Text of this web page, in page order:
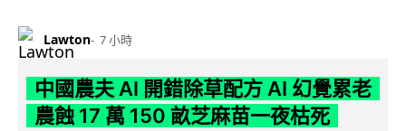
Lawton 7 小時
中國農夫 AI 開錯除草配方 AI 幻覺累老
農蝕 17 萬 150 畝芝麻苗一夜枯死